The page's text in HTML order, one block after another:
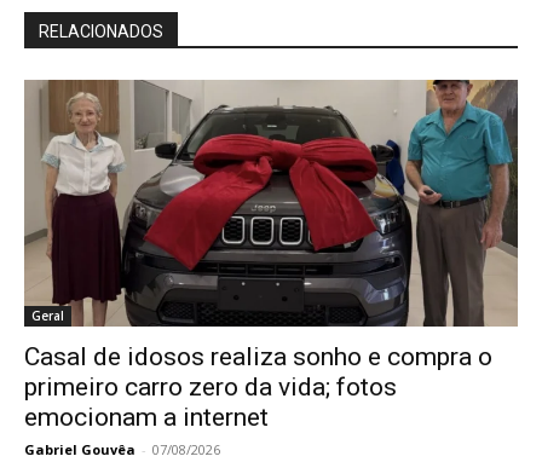
RELACIONADOS
Geral
Casal de idosos realiza sonho e compra o
primeiro carro zero da vida; fotos
emocionam a internet
Gabriel Gouvêa - 07/08/2026